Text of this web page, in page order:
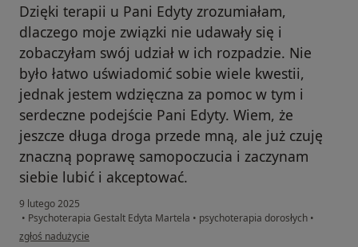
Dzięki terapii u Pani Edyty zrozumiałam,
dlaczego moje związki nie udawały się i
zobaczyłam swój udział w ich rozpadzie. Nie
było łatwo uświadomić sobie wiele kwestii,
jednak jestem wdzięczna za pomoc w tym i
serdeczne podejście Pani Edyty. Wiem, że
jeszcze długa droga przede mną, ale już czuję
znaczną poprawę samopoczucia i zaczynam
siebie lubić i akceptować.
9 lutego 2025
• Psychoterapia Gestalt Edyta Martela • psychoterapia dorosłych •
w opinii użytkownika Karolina
zgłoś nadużycie